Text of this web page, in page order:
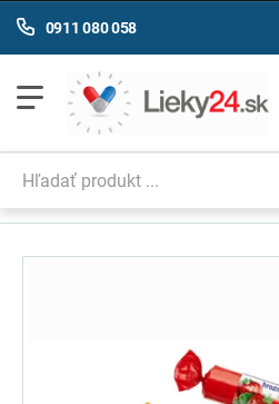
0911 080 058